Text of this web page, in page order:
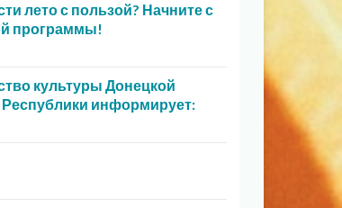
лето с пользой? Начните с
программы!
культуры Донецкой
информирует: